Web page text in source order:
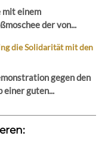
einem
der von...
die Solidarität mit den
gegen den
einer guten...